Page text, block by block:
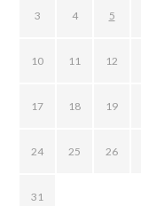
3 4 5
10 11 12
17 18 19
24 25 26
31